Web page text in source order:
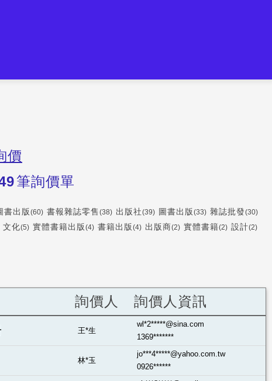
價
筆詢價單
書出版(60) 書報雜誌零售 (38) 出版社(39) 圖書出版(33) 雜誌批發(30)
文化(5) 實體書籍出版(4) 書籍出版(4) 出版商(2) 實體書籍(2) 設計(2)
詢價人 詢價人資訊
王*生
wl*2*****@sina.com
1369*******
林*玉
jo***4*****@yahoo.com.tw
0926******